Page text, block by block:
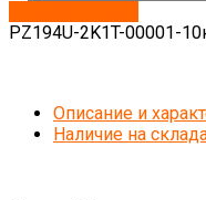
PZ194U-2K1T-00001-
Описание и
Наличие на